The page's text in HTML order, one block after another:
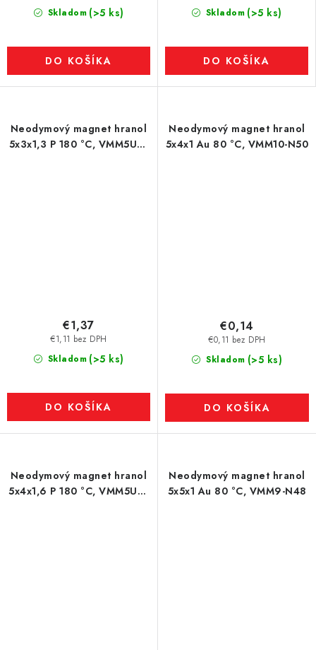
Skladom (>5 ks)
DO KOŠÍKA
Skladom (>5 ks)
DO KOŠÍKA
Neodymový magnet hranol
5x3x1,3 P 180 °C, VMM5UH-
Skladom (>5 ks)
€1,11 bez DPH
€1,37
DO KOŠÍKA
Neodymový magnet hranol
5x4x1 Au 80 °C, VMM10-N50
Skladom (>5 ks)
€0,11 bez DPH
€0,14
DO KOŠÍKA
Neodymový magnet hranol
5x4x1,6 P 180 °C, VMM5UH-
Neodymový magnet hranol
5x5x1 Au 80 °C, VMM9-N48